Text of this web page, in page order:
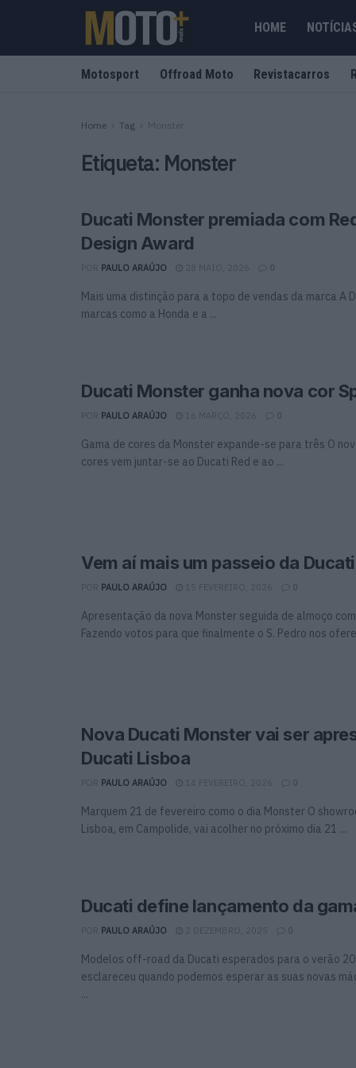
HOME
Motosport Offroad Moto Revistacarros
Home Tag Monster
Etiqueta: Monster
Ducati Monster premiada com
Design Award
PAULO ARAÚJO 28 MAIO, 2026 0
Mais uma distinção para a topo de vendas da marca A
marcas como a Honda e a ...
Ducati Monster ganha nova cor
PAULO ARAÚJO 16 MARÇO, 2026 0
Gama de cores da Monster expande-se para três O
cores vem juntar-se ao Ducati Red e ao ...
Vem aí mais um passeio da
PAULO ARAÚJO 15 FEVEREIRO, 2026 0
Apresentação da nova Monster seguida de almoço
Fazendo votos para que finalmente o S. Pedro nos
Nova Ducati Monster vai ser
Ducati Lisboa
PAULO ARAÚJO 14 FEVEREIRO, 2026 0
Marquem 21 de fevereiro como o dia Monster O
Lisboa, em Campolide, vai acolher no próximo dia 21 ...
Ducati define lançamento da
PAULO ARAÚJO 0
Modelos off-road da Ducati esperados para o verão
esclareceu quando podemos esperar as suas novas
...